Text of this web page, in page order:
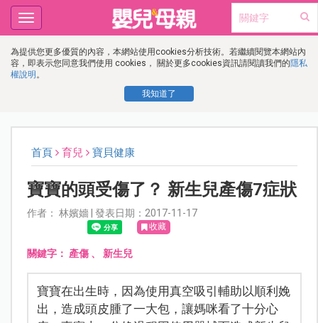
為提供您更多優質的內容，本網站使用cookies分析技術。若繼續閱覽本網站內
容，即表示您同意我們使用 cookies， 關於更多cookies資訊請閱讀我們的隱私
權說明 。
我知道了
Toggle
navigation
首頁 育兒 寶貝健康
寶寶的頭受傷了？ 新生兒產傷7症狀
作者： 林嬪嬙 | 發表日期：2017-11-17
收藏
關鍵字： 產傷、 新生兒
寶寶在出生時，因為使用真空吸引輔助以順利娩
出，造成頭皮腫了一大包，讓媽咪看了十分心